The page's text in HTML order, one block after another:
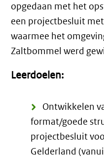
opgedaan met het
een projectbesluit
waarmee het
Zaltbommel werd
Leerdoelen:
Ontwikkelen
format/goede
projectbesluit
Gelderland